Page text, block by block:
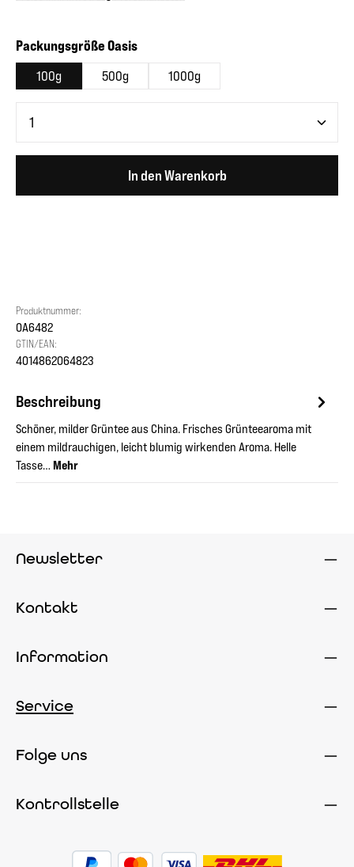
Packungsgröße Oasisauswählen
100g 500g 1000g
In den Warenkorb
Produktnummer:
OA6482
GTIN/EAN:
4014862064823
Beschreibung
Schöner, milder Grüntee aus China. Frisches Grünteearoma mit
einem mildrauchigen, leicht blumig wirkenden Aroma. Helle
Tasse… Mehr
Newsletter
Kontakt
Information
Service
Folge uns
Kontrollstelle